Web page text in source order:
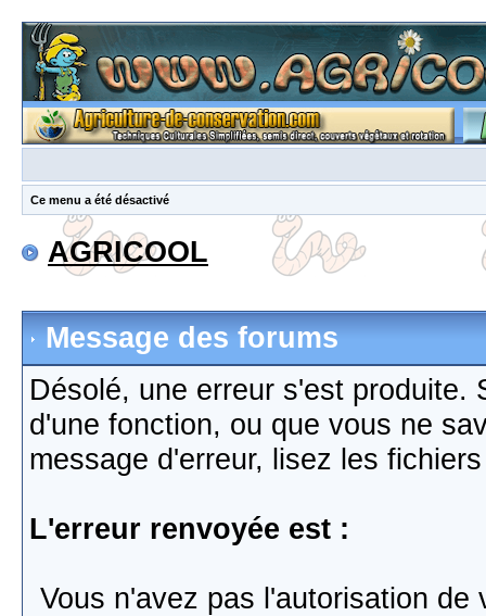
Ce menu a été désactivé
AGRICOOL
Message des forums
Désolé, une erreur s'est produite.
d'une fonction, ou que vous ne
message d'erreur, lisez les
L'erreur renvoyée est :
Vous n'avez pas l'autorisation de